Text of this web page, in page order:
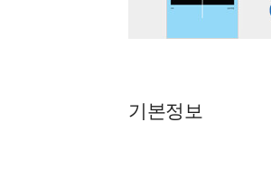
기본정보